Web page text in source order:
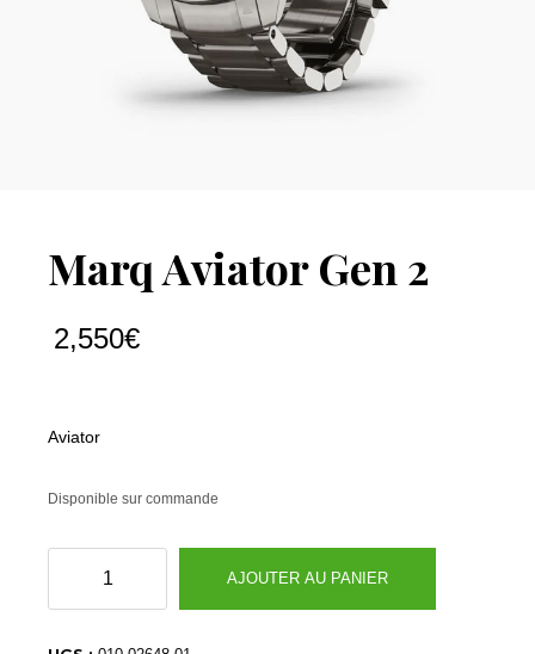
Marq Aviator Gen 2
2,550€
Aviator
Disponible sur commande
Marq
AJOUTER AU PANIER